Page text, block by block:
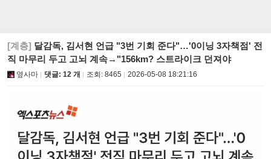
[계층] 달감독, 김서현 언급 "3번 기회 준다"…'0이닝 3자책점' 전
직 마무리 두고 고뇌 계속→"156km? 스트라이크 던져야
옆사마 댓글: 12 개 조회: 8465 2026-05-08 18:21:16